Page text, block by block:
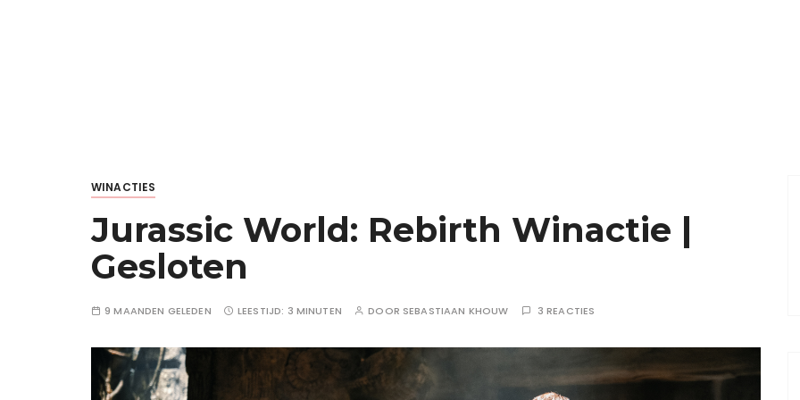
WINACTIES
Jurassic World: Rebirth Winactie |
Gesloten
9 MAANDEN GELEDEN LEESTIJD: 3 MINUTEN DOOR SEBASTIAAN KHOUW 3 REACTIES